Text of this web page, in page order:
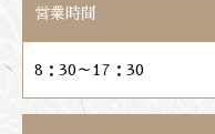
営業時間
8：30～17：30